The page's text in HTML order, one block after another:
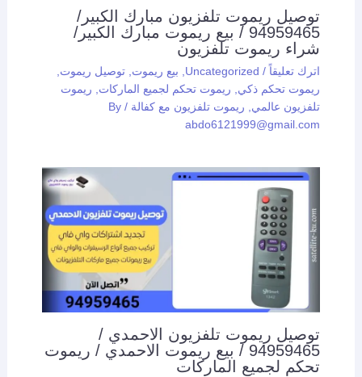
توصيل ريموت تلفزيون مبارك الكبير/
94959465 / بيع ريموت مبارك الكبير/
شراء ريموت تلفزيون
اترك تعليقاً /
Uncategorized بيع ريموت توصيل ريموت
ريموت تحكم ذكي
ريموت تحكم لجميع الماركات
ريموت
تلفزيون عالمي
ريموت تلفزيون مع كفالة / By
abdo6121999@gmail.com
توصيل ريموت تلفزيون الاحمدي /
94959465 / بيع ريموت الاحمدي / ريموت
تحكم لجميع الماركات